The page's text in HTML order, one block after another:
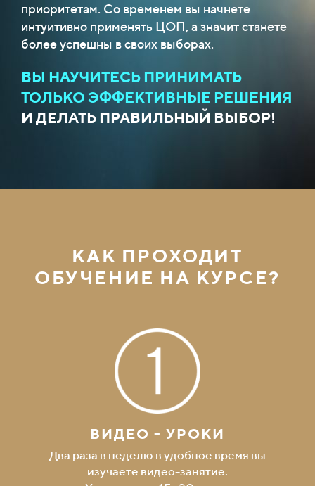
приоритетам. Со временем вы начнете
интуитивно применять ЦОП, а значит станете
более успешны в своих выборах.
ВЫ НАУЧИТЕСЬ ПРИНИМАТЬ
ТОЛЬКО ЭФФЕКТИВНЫЕ РЕШЕНИЯ
И ДЕЛАТЬ ПРАВИЛЬНЫЙ ВЫБОР!
КАК ПРОХОДИТ
ОБУЧЕНИЕ НА КУРСЕ?
ВИДЕО - УРОКИ
Два раза в неделю в удобное время вы
изучаете видео-занятие.